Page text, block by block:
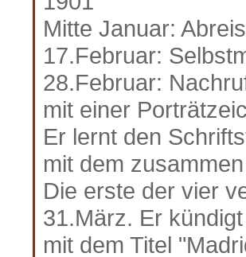
Mitte Januar:
17.Februar:
28.Februar:
mit einer
Er lernt den
mit dem
Die erste der vier
31.März. Er
mit dem Titel